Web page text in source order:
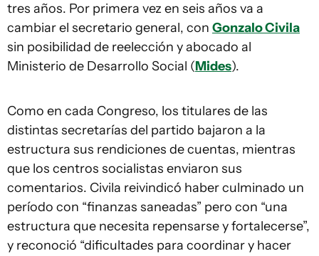
tres años. Por primera vez en seis años va a
cambiar el secretario general, con Gonzalo Civila
sin posibilidad de reelección y abocado al
Ministerio de Desarrollo Social (Mides).
Como en cada Congreso, los titulares de las
distintas secretarías del partido bajaron a la
estructura sus rendiciones de cuentas, mientras
que los centros socialistas enviaron sus
comentarios. Civila reivindicó haber culminado un
período con “finanzas saneadas” pero con “una
estructura que necesita repensarse y fortalecerse”,
y reconoció “dificultades para coordinar y hacer